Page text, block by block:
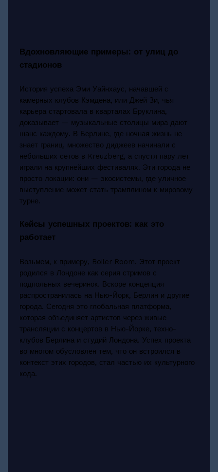
Вдохновляющие примеры: от улиц до
стадионов
История успеха Эми Уайнхаус, начавшей с
камерных клубов Кэмдена, или Джей Зи, чья
карьера стартовала в кварталах Бруклина,
доказывает — музыкальные столицы мира дают
шанс каждому. В Берлине, где ночная жизнь не
знает границ, множество диджеев начинали с
небольших сетов в Kreuzberg, а спустя пару лет
играли на крупнейших фестивалях. Эти города не
просто локации: они — экосистемы, где уличное
выступление может стать трамплином к мировому
турне.
Кейсы успешных проектов: как это
работает
Возьмем, к примеру, Boiler Room. Этот проект
родился в Лондоне как серия стримов с
подпольных вечеринок. Вскоре концепция
распространилась на Нью-Йорк, Берлин и другие
города. Сегодня это глобальная платформа,
которая объединяет артистов через живые
трансляции с концертов в Нью-Йорке, техно-
клубов Берлина и студий Лондона. Успех проекта
во многом обусловлен тем, что он встроился в
контекст этих городов, стал частью их культурного
кода.